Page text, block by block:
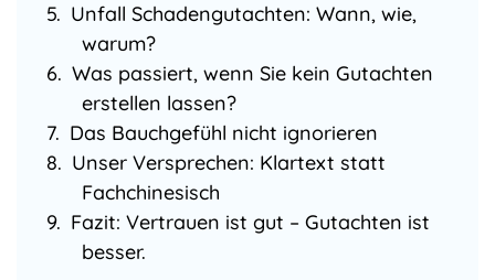
Unfall Schadengutachten: Wann, wie,
warum?
Was passiert, wenn Sie kein Gutachten
erstellen lassen?
Das Bauchgefühl nicht ignorieren
Unser Versprechen: Klartext statt
Fachchinesisch
Fazit: Vertrauen ist gut – Gutachten ist
besser.